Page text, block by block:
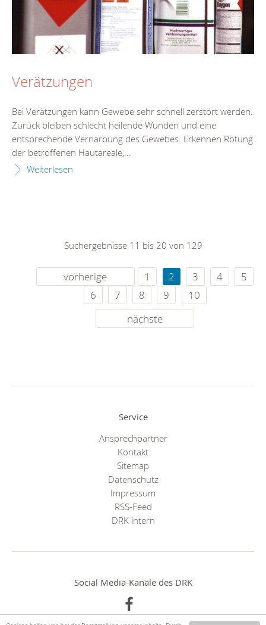
Verätzungen
Bei Verätzungen kann Gewebe sehr schnell zerstört werden.
Zurück bleiben schlecht heilende Wunden und eine
entsprechende Vernarbung des Gewebes. Erkennen Rötung
der betroffenen Hautareale,...
Weiterlesen
Suchergebnisse 11 bis 20 von 129
vorherige 1 2 3 4
5
6
7 8 9
10
nächste
Service
Ansprechpartner
Kontakt
Sitemap
Datenschutz
Impressum
RSS-Feed
DRK intern
Social Media-Kanäle des DRK